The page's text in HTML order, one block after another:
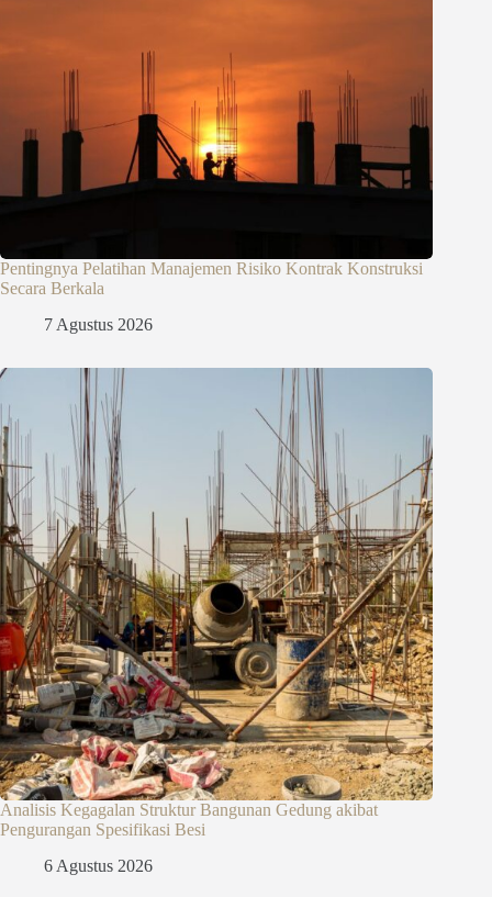
Pentingnya Pelatihan Manajemen Risiko Kontrak Konstruksi
Secara Berkala
7 Agustus 2026
Analisis Kegagalan Struktur Bangunan Gedung akibat
Pengurangan Spesifikasi Besi
6 Agustus 2026